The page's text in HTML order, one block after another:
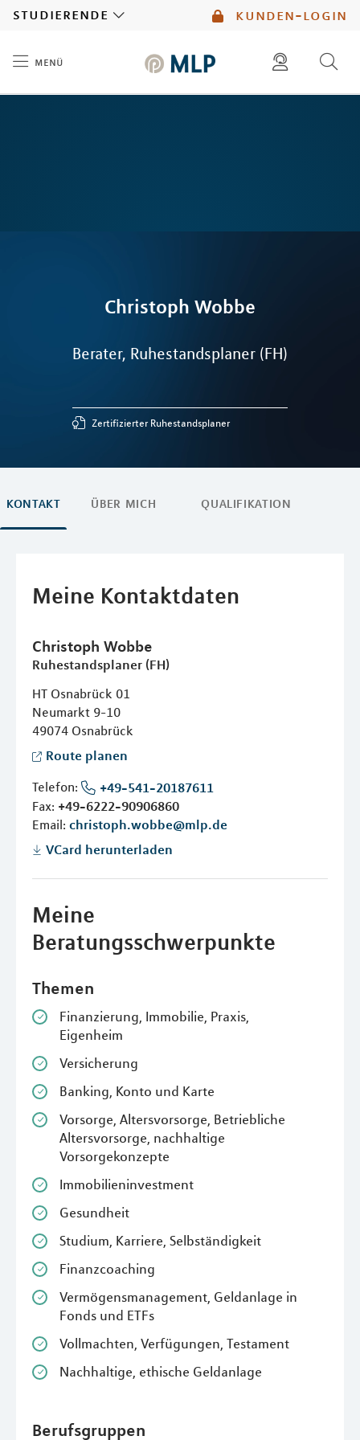
kunden-login
studierende
menü
Christoph Wobbe
Berater, Ruhestandsplaner (FH)
Zertifizierter Ruhestandsplaner
KONTAKT ÜBER MICH QUALIFIKATION
Meine Kontaktdaten
Christoph Wobbe
Ruhestandsplaner (FH)
HT Osnabrück 01
Neumarkt 9-10
49074 Osnabrück
Route planen
Telefon:
+49-541-20187611
Fax: +49-6222-90906860
Email: christoph.wobbe@mlp.de
VCard herunterladen
Meine
Beratungsschwerpunkte
Themen
Finanzierung, Immobilie, Praxis,
Eigenheim
Versicherung
Banking, Konto und Karte
Vorsorge, Altersvorsorge, Betriebliche
Altersvorsorge, nachhaltige
Vorsorgekonzepte
Immobilieninvestment
Gesundheit
Studium, Karriere, Selbständigkeit
Finanzcoaching
Vermögensmanagement, Geldanlage in
Fonds und ETFs
Vollmachten, Verfügungen, Testament
Nachhaltige, ethische Geldanlage
Berufsgruppen